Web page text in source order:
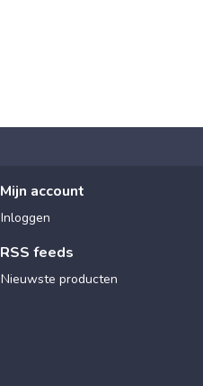
Mijn account
Inloggen
RSS feeds
Nieuwste producten